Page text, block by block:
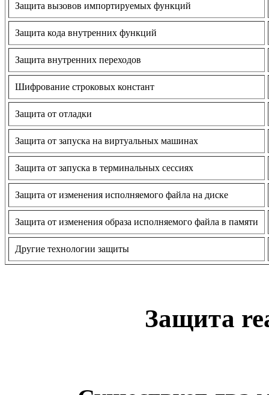
Защита вызовов импортируемых функций
Защита кода внутренних функций
Защита внутренних переходов
Шифрование строковых констант
Защита от отладки
Защита от запуска на виртуальных машинах
Защита от запуска в терминальных сессиях
Защита от изменения исполняемого файла на диске
Защита от изменения образа исполняемого файла в памяти
Другие технологии защиты
Защита